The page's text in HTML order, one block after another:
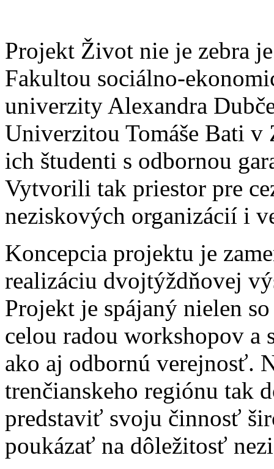
Projekt Život nie je zebra
Fakultou sociálno-
univerzity Alexandra
Univerzitou Tomáše Bati
ich študenti s odbornou
Vytvorili tak priestor pre
neziskových organizácií i
Koncepcia projektu je
realizáciu dvojtýždňovej
Projekt je spájaný nielen
celou radou workshopov
ako aj odbornú verejnosť.
trenčianskeho regiónu tak
predstaviť svoju činnosť
poukázať na dôležitosť